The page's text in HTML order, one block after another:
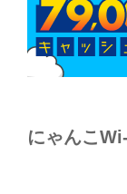
にゃんこ